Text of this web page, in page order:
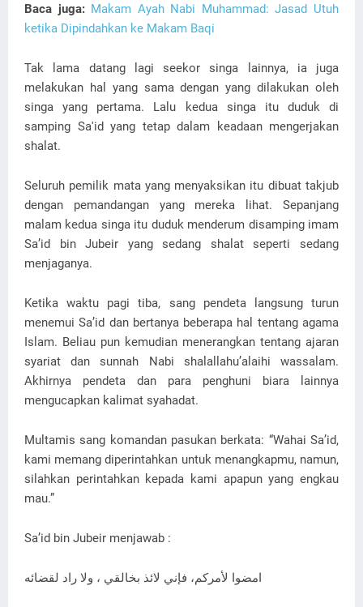
Baca juga: Makam Ayah Nabi Muhammad: Jasad Utuh
ketika Dipindahkan ke Makam Baqi
Tak lama datang lagi seekor singa lainnya, ia juga
melakukan hal yang sama dengan yang dilakukan oleh
singa yang pertama. Lalu kedua singa itu duduk di
samping Sa'id yang tetap dalam keadaan mengerjakan
shalat.
Seluruh pemilik mata yang menyaksikan itu dibuat takjub
dengan pemandangan yang mereka lihat. Sepanjang
malam kedua singa itu duduk menderum disamping imam
Sa’id bin Jubeir yang sedang shalat seperti sedang
menjaganya.
Ketika waktu pagi tiba, sang pendeta langsung turun
menemui Sa’id dan bertanya beberapa hal tentang agama
Islam. Beliau pun kemudian menerangkan tentang ajaran
syariat dan sunnah Nabi shalallahu’alaihi wassalam.
Akhirnya pendeta dan para penghuni biara lainnya
mengucapkan kalimat syahadat.
Multamis sang komandan pasukan berkata: “Wahai Sa’id,
kami memang diperintahkan untuk menangkapmu, namun,
silahkan perintahkan kepada kami apapun yang engkau
mau.”
Sa’id bin Jubeir menjawab :
امضوا لأمركم، فإني لائذ بخالقي ، ولا راد لقضائه